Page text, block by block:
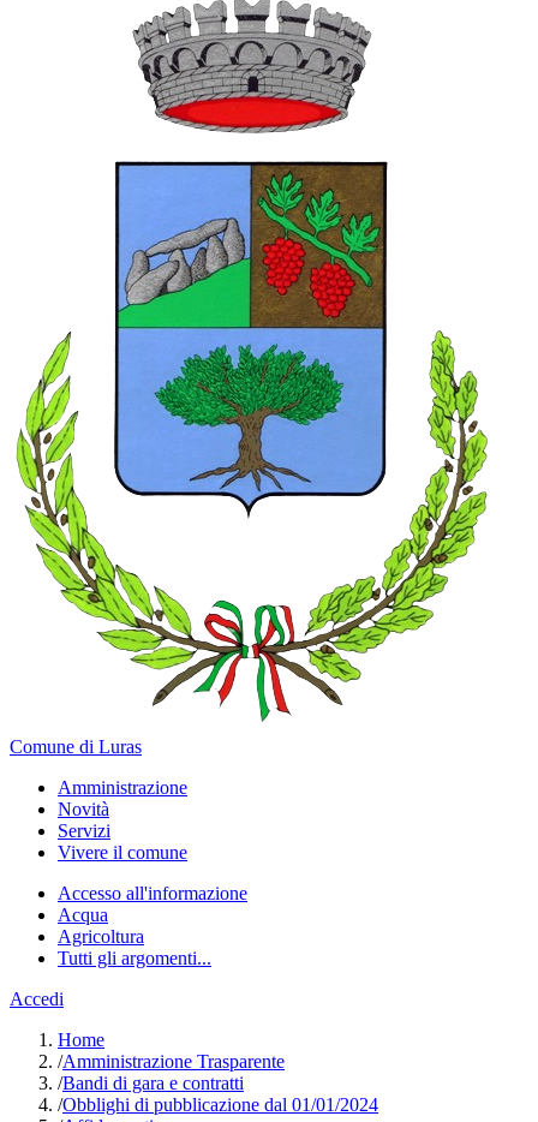
Comune di Luras
Amministrazione
Novità
Servizi
Vivere il comune
Accesso all'informazione
Acqua
Agricoltura
Tutti gli argomenti...
Accedi
Home
/Amministrazione Trasparente
/Bandi di gara e contratti
/Obblighi di pubblicazione dal 01/01/2024